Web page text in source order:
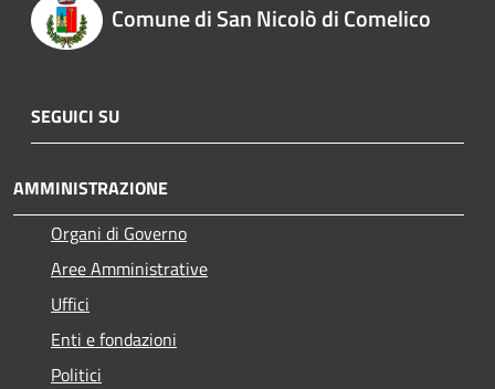
Comune di San Nicolò di Comelico
SEGUICI SU
AMMINISTRAZIONE
Organi di Governo
Aree Amministrative
Uffici
Enti e fondazioni
Politici